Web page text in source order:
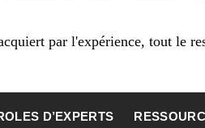
par l'expérience, tout le
D’EXPERTS